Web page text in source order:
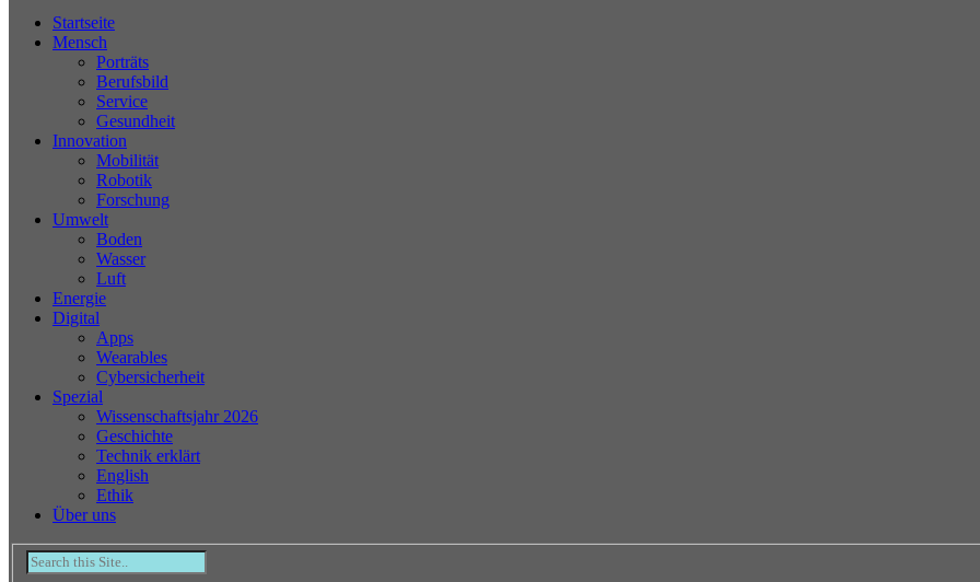
Startseite
Mensch
Porträts
Berufsbild
Service
Gesundheit
Innovation
Mobilität
Robotik
Forschung
Umwelt
Boden
Wasser
Luft
Energie
Digital
Apps
Wearables
Cybersicherheit
Spezial
Wissenschaftsjahr 2026
Geschichte
Technik erklärt
English
Ethik
Über uns